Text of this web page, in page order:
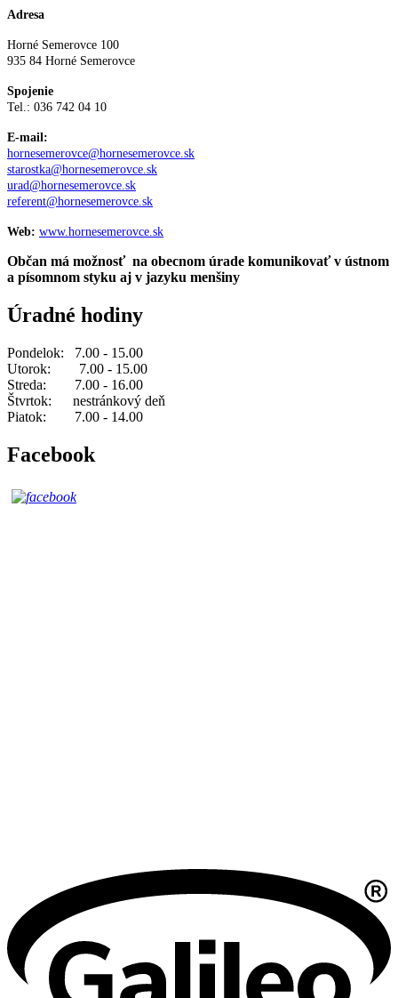
Adresa
Horné Semerovce 100
935 84 Horné Semerovce
Spojenie
Tel.: 036 742 04 10
E-mail:
hornesemerovce@hornesemerovce.sk
starostka@hornesemerovce.sk
urad@hornesemerovce.sk
referent@hornesemerovce.sk
Web: www.hornesemerovce.sk
Občan má možnosť na obecnom úrade komunikovať v ústnom
a písomnom styku aj v jazyku menšiny
Úradné hodiny
Pondelok: 7.00 - 15.00
Utorok: 7.00 - 15.00
Streda: 7.00 - 16.00
Štvrtok: nestránkový deň
Piatok: 7.00 - 14.00
Facebook